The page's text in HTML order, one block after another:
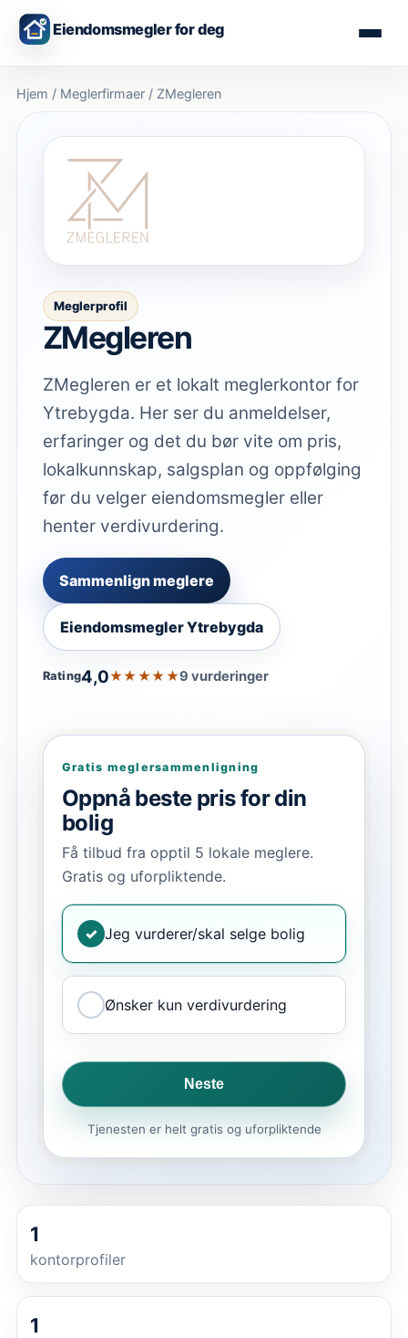
Eiendomsmegler for deg
Hjem / Meglerfirmaer / ZMegleren
Meglerprofil
ZMegleren
ZMegleren er et lokalt meglerkontor for
Ytrebygda. Her ser du anmeldelser,
erfaringer og det du bør vite om pris,
lokalkunnskap, salgsplan og oppfølging
før du velger eiendomsmegler eller
henter verdivurdering.
Sammenlign meglere
Eiendomsmegler Ytrebygda
Rating4,0★★★★★9 vurderinger
Gratis meglersammenligning
Oppnå beste pris for din
bolig
Få tilbud fra opptil 5 lokale meglere.
Gratis og uforpliktende.
✓ Jeg vurderer/skal selge bolig
Ønsker kun verdivurdering
Neste
Tjenesten er helt gratis og uforpliktende
1
kontorprofiler
1